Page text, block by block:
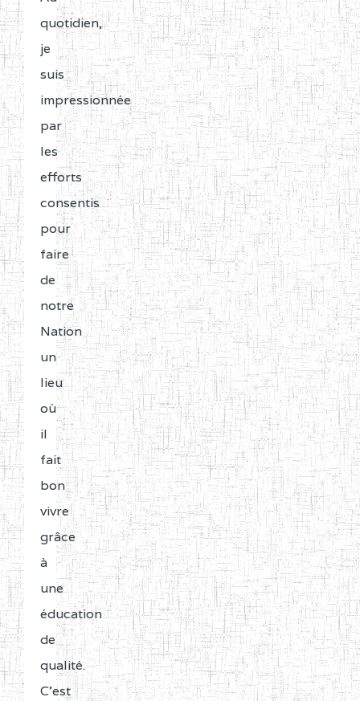
quotidien,
je
suis
impressionnée
par
les
efforts
consentis
pour
faire
de
notre
Nation
un
lieu
où
il
fait
bon
vivre
grâce
à
une
éducation
de
qualité.
C'est